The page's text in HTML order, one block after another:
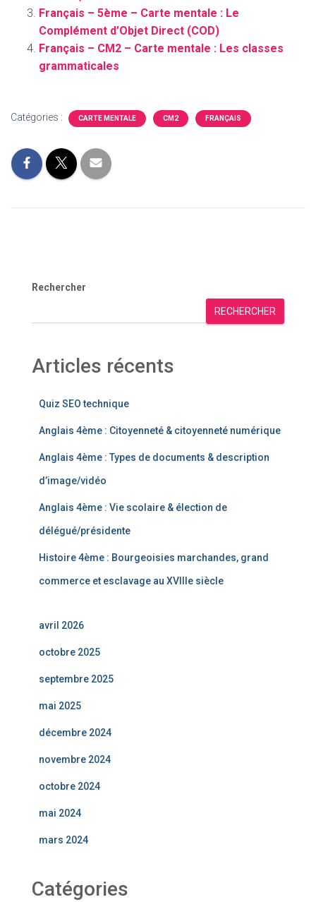
Français – 5ème – Carte mentale : Le
Complément d’Objet Direct (COD)
Français – CM2 – Carte mentale : Les classes
grammaticales
Catégories : CARTE MENTALE CM2 FRANÇAIS
Rechercher
RECHERCHER
Articles récents
Quiz SEO technique
Anglais 4ème : Citoyenneté & citoyenneté numérique
Anglais 4ème : Types de documents & description
d’image/vidéo
Anglais 4ème : Vie scolaire & élection de
délégué/présidente
Histoire 4ème : Bourgeoisies marchandes, grand
commerce et esclavage au XVIIIe siècle
avril 2026
octobre 2025
septembre 2025
mai 2025
décembre 2024
novembre 2024
octobre 2024
mai 2024
mars 2024
Catégories